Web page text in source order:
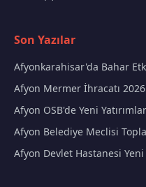
Son Yazılar
Afyonkarahisar'da Bahar
Afyon Mermer İhracatı
Afyon OSB'de Yeni
Afyon Belediye Meclisi
Afyon Devlet Hastanesi